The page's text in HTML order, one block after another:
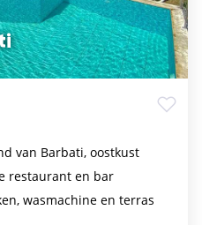
van Barbati, oostkust
restaurant en bar
wasmachine en terras